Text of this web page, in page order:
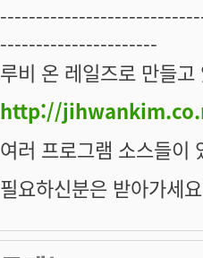
----------------------
루비 온 레일즈로 만들
http://
여러 프로그램 소스들이
필요하신분은 받아가세